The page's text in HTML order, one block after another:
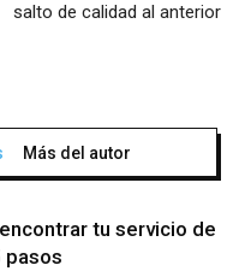
salto de calidad al anterior
Más del autor
tu servicio de
pasos